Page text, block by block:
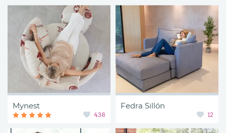
Mynest
438
Fedra Sillón
12